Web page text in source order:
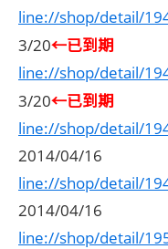
line://shop/detail/
3/20←已到期
line://shop/detail/
3/20←已到期
line://shop/detail/
2014/04/16
line://shop/detail/
2014/04/16
line://shop/detail/